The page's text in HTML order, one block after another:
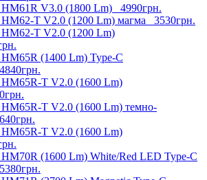
HM61R V3.0 (1800 Lm) 4990грн.
T V2.0 (1200 Lm) магма 3530грн.
T V2.0 (1200 Lm)
(1400 Lm) Type-C
4840грн.
T V2.0 (1600 Lm)
T V2.0 (1600 Lm) темно-
T V2.0 (1600 Lm)
(1600 Lm) White/Red LED Type-C
5380грн.